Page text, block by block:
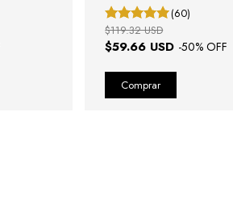
(60)
$59.66 USD -50% OFF
$119.32 USD